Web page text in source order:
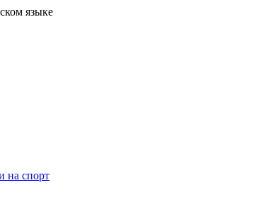
языке
на спорт